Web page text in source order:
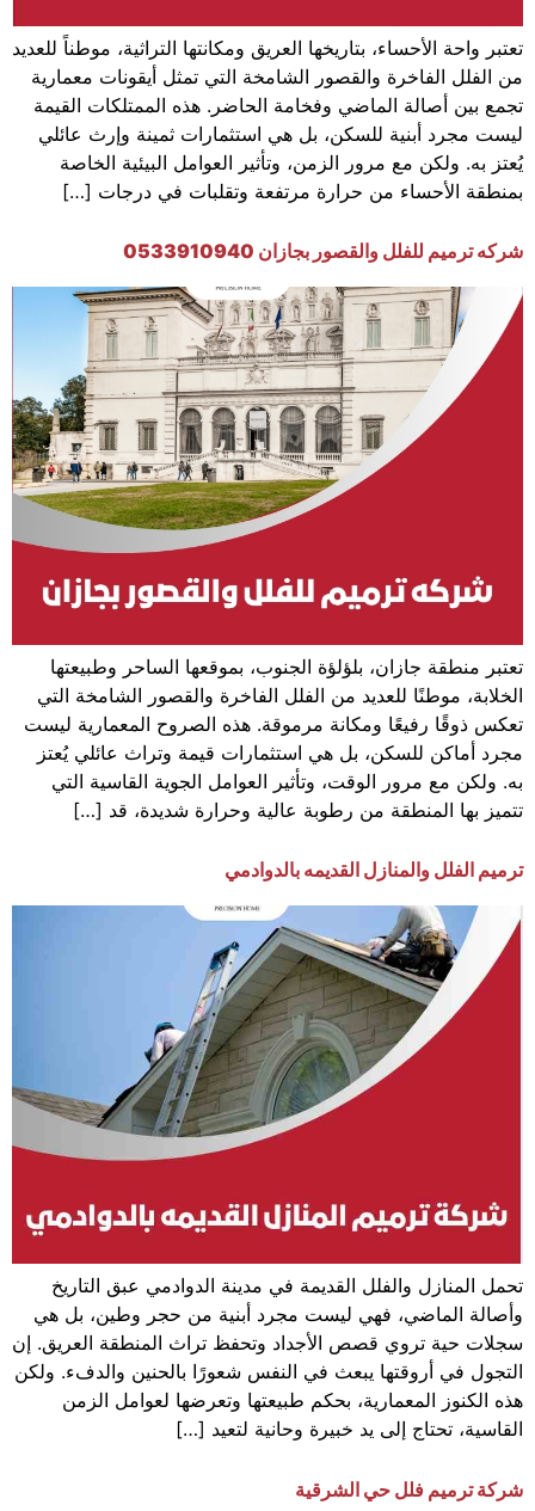
تعتبر واحة الأحساء، بتاريخها العريق ومكانتها التراثية، موطناً للعديد
من الفلل الفاخرة والقصور الشامخة التي تمثل أيقونات معمارية
تجمع بين أصالة الماضي وفخامة الحاضر. هذه الممتلكات القيمة
ليست مجرد أبنية للسكن، بل هي استثمارات ثمينة وإرث عائلي
يُعتز به. ولكن مع مرور الزمن، وتأثير العوامل البيئية الخاصة
بمنطقة الأحساء من حرارة مرتفعة وتقلبات في درجات […]
شركه ترميم للفلل والقصور بجازان 0533910940
تعتبر منطقة جازان، بلؤلؤة الجنوب، بموقعها الساحر وطبيعتها
الخلابة، موطنًا للعديد من الفلل الفاخرة والقصور الشامخة التي
تعكس ذوقًا رفيعًا ومكانة مرموقة. هذه الصروح المعمارية ليست
مجرد أماكن للسكن، بل هي استثمارات قيمة وتراث عائلي يُعتز
به. ولكن مع مرور الوقت، وتأثير العوامل الجوية القاسية التي
تتميز بها المنطقة من رطوبة عالية وحرارة شديدة، قد […]
ترميم الفلل والمنازل القديمه بالدوادمي
تحمل المنازل والفلل القديمة في مدينة الدوادمي عبق التاريخ
وأصالة الماضي، فهي ليست مجرد أبنية من حجر وطين، بل هي
سجلات حية تروي قصص الأجداد وتحفظ تراث المنطقة العريق. إن
التجول في أروقتها يبعث في النفس شعورًا بالحنين والدفء. ولكن
هذه الكنوز المعمارية، بحكم طبيعتها وتعرضها لعوامل الزمن
القاسية، تحتاج إلى يد خبيرة وحانية لتعيد […]
شركة ترميم فلل حي الشرقية